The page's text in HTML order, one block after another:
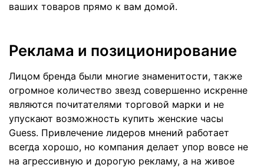
ваших товаров прямо к вам домой.
Реклама и позиционирование
Лицом бренда были многие знаменитости, также
огромное количество звезд совершенно искренне
являются почитателями торговой марки и не
упускают возможность купить женские часы
Guess. Привлечение лидеров мнений работает
всегда хорошо, но компания делает упор вовсе не
на агрессивную и дорогую рекламу, а на живое